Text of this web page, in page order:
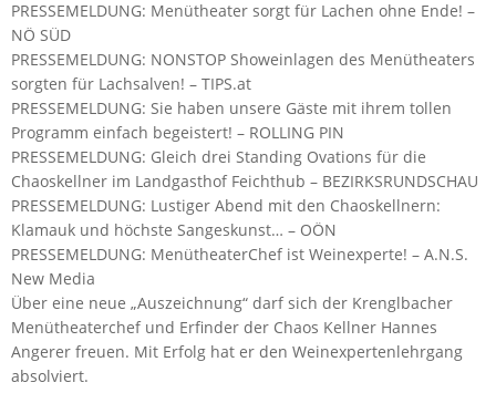
PRESSEMELDUNG: Menütheater sorgt für Lachen ohne Ende! –
NÖ SÜD
PRESSEMELDUNG: NONSTOP Showeinlagen des Menütheaters
sorgten für Lachsalven! – TIPS.at
PRESSEMELDUNG: Sie haben unsere Gäste mit ihrem tollen
Programm einfach begeistert! – ROLLING PIN
PRESSEMELDUNG: Gleich drei Standing Ovations für die
Chaoskellner im Landgasthof Feichthub – BEZIRKSRUNDSCHAU
PRESSEMELDUNG: Lustiger Abend mit den Chaoskellnern:
Klamauk und höchste Sangeskunst… – OÖN
PRESSEMELDUNG: MenütheaterChef ist Weinexperte! – A.N.S.
New Media
Über eine neue „Auszeichnung“ darf sich der Krenglbacher
Menütheaterchef und Erfinder der Chaos Kellner Hannes
Angerer freuen. Mit Erfolg hat er den Weinexpertenlehrgang
absolviert.